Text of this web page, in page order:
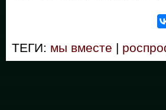
ТЕГИ: мы вместе |